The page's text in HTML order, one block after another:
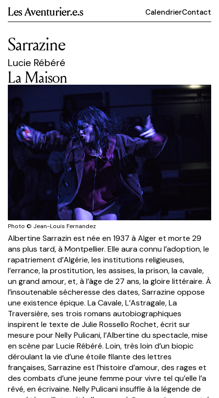
Les Aventurier.e.s CalendrierContact
Sarrazine
Lucie Rébéré
La Maison
Photo © Jean-Louis Fernandez
Albertine Sarrazin est née en 1937 à Alger et morte 29
ans plus tard, à Montpellier. Elle aura connu l’adoption, le
rapatriement d’Algérie, les institutions religieuses,
l’errance, la prostitution, les assises, la prison, la cavale,
un grand amour, et, à l’âge de 27 ans, la gloire littéraire. À
l’insoutenable sécheresse des dates, Sarrazine oppose
une existence épique. La Cavale, L’Astragale, La
Traversière, ses trois romans autobiographiques
inspirent le texte de Julie Rossello Rochet, écrit sur
mesure pour Nelly Pulicani, l’Albertine du spectacle, mise
en scène par Lucie Rébéré. Loin, très loin d’un biopic
déroulant la vie d’une étoile filante des lettres
françaises, Sarrazine est l’histoire d’amour, des rages et
des combats d’une jeune femme pour vivre tel qu’elle l’a
rêvé, en écrivaine. Nelly Pulicani insuffle à la légende de